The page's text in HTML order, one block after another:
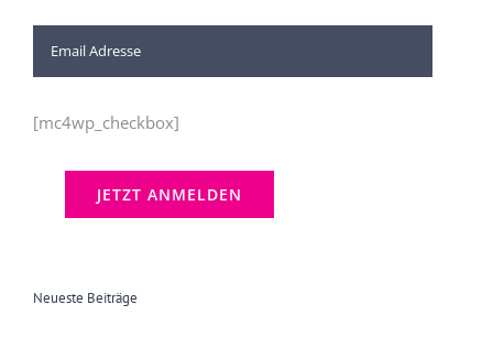
[mc4wp_checkbox]
Neueste Beiträge